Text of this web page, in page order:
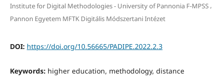
Institute for Digital Methodologies - University of Pannonia F-MPSS,
Pannon Egyetem MFTK Digitális Módszertani Intézet
DOI: https://doi.org/10.56665/PADIPE.2022.2.3
Keywords: higher education, methodology, distance